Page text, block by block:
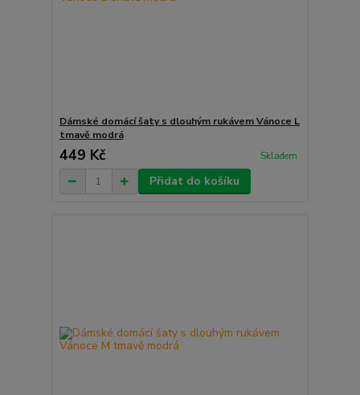
Dámské domácí šaty s dlouhým rukávem Vánoce L
tmavě modrá
449 Kč Skladem
Přidat do košíku